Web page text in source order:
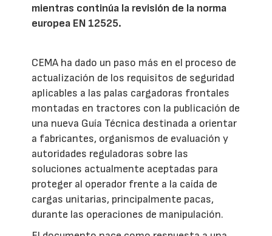
mientras continúa la revisión de la norma
europea EN 12525.
CEMA ha dado un paso más en el proceso de
actualización de los requisitos de seguridad
aplicables a las palas cargadoras frontales
montadas en tractores con la publicación de
una nueva Guía Técnica destinada a orientar
a fabricantes, organismos de evaluación y
autoridades reguladoras sobre las
soluciones actualmente aceptadas para
proteger al operador frente a la caída de
cargas unitarias, principalmente pacas,
durante las operaciones de manipulación.